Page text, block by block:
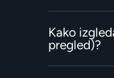
Kako
pregled)?